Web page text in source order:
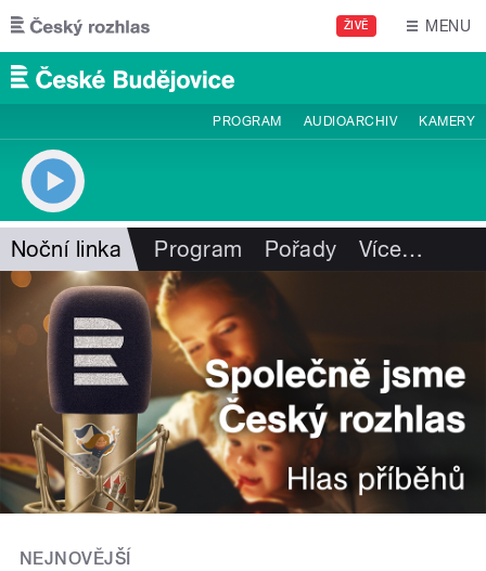
Přejít k hlavnímu obsahu
ŽIVĚ MENU
PROGRAM AUDIOARCHIV KAMERY
Noční linka Program Pořady Více…
NEJNOVĚJŠÍ